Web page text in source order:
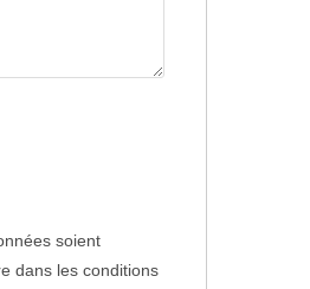
soient
dans les conditions